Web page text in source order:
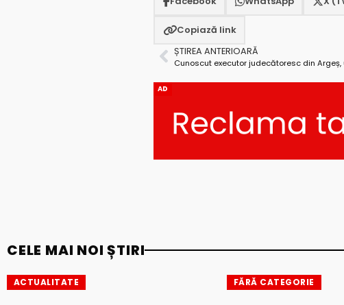
Copiază link
ȘTIREA ANTERIOARĂ
Cunoscut executor judecătoresc din
AD
CELE MAI NOI ȘTIRI
ACTUALITATE FĂRĂ CATEGORIE